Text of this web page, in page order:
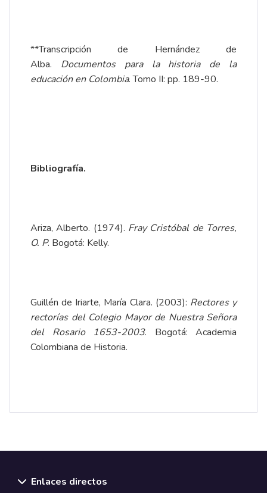
**Transcripción de Hernández de
Alba. Documentos para la historia de la
educación en Colombia. Tomo II: pp. 189-90.
Bibliografía.
Ariza, Alberto. (1974). Fray Cristóbal de Torres,
O. P. Bogotá: Kelly.
Guillén de Iriarte, María Clara. (2003): Rectores y
rectorías del Colegio Mayor de Nuestra Señora
del Rosario 1653-2003. Bogotá: Academia
Colombiana de Historia.
Enlaces directos